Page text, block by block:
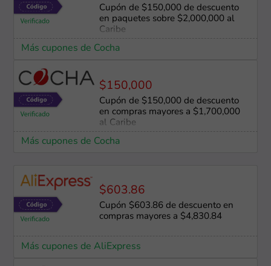
Cupón de $150,000 de descuento
en paquetes sobre $2,000,000 al
Caribe
Más cupones de Cocha
$150,000
Cupón de $150,000 de descuento
en compras mayores a $1,700,000
al Caribe
Más cupones de Cocha
$603.86
Cupón $603.86 de descuento en
compras mayores a $4,830.84
Más cupones de AliExpress